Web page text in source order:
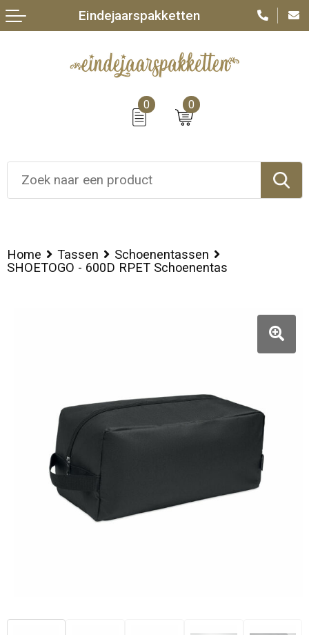
0 0
Eindejaarspakketten
Home Tassen
Schoenentassen
SHOETOGO - 600D RPET Schoenentas